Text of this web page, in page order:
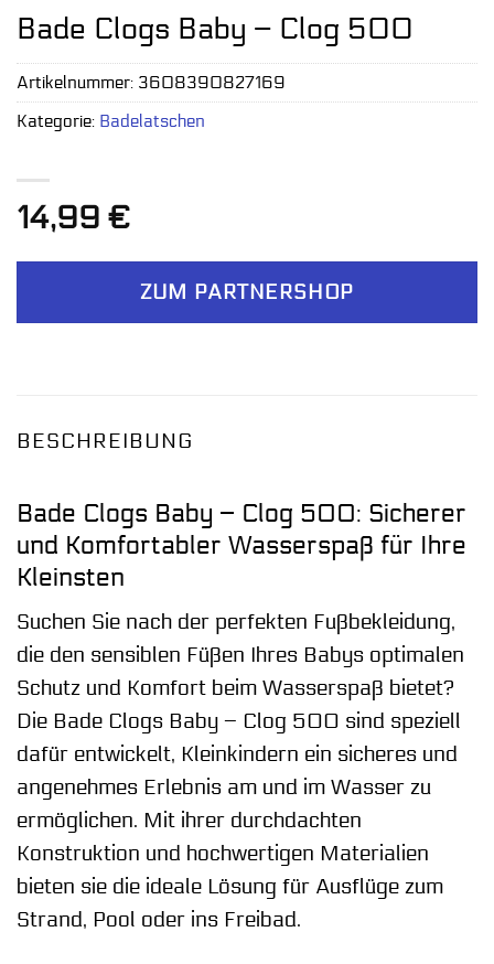
Bade Clogs Baby – Clog 500
14,99 €
ZUM PARTNERSHOP
Artikelnummer: 3608390827169
Kategorie: Badelatschen
BESCHREIBUNG
Bade Clogs Baby – Clog 500: Sicherer
und Komfortabler Wasserspaß für Ihre
Kleinsten
Suchen Sie nach der perfekten Fußbekleidung,
die den sensiblen Füßen Ihres Babys optimalen
Schutz und Komfort beim Wasserspaß bietet?
Die Bade Clogs Baby – Clog 500 sind speziell
dafür entwickelt, Kleinkindern ein sicheres und
angenehmes Erlebnis am und im Wasser zu
ermöglichen. Mit ihrer durchdachten
Konstruktion und hochwertigen Materialien
bieten sie die ideale Lösung für Ausflüge zum
Strand, Pool oder ins Freibad.